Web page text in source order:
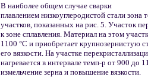
В наиболее общем случае сварки
плавлением низкоуглеродистой стали зона
участков, показанных на рис. 5. Участок
к зоне сплавления. Материал на этом
1100 °С и приобретает крупнозернистую
его вязкости. На участке
нагревается в интервале темп-р от 900 до
измельчение зерна и повышение вязкости.